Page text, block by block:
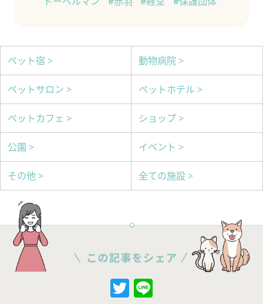
ペット宿 > 動物病院 >
ペットサロン > ペットホテル >
ペットカフェ > ショップ >
公園 > イベント >
その他 > 全ての施設 >
Twitter